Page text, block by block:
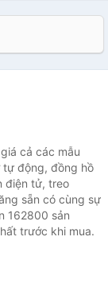
cả các mẫu
tự động, đồng hồ
điện tử, treo
sẵn có cùng sự
162800 sản
trước khi mua.